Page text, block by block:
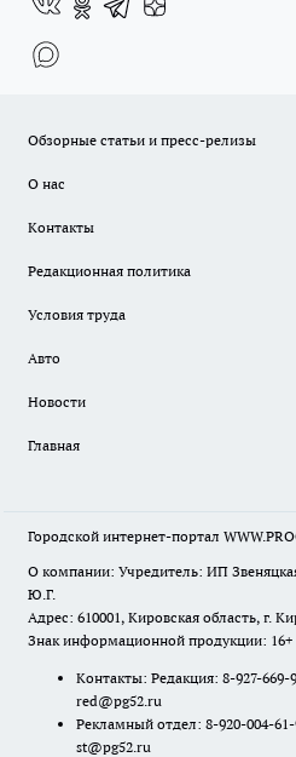
Обзорные статьи и пресс-релизы
О нас
Контакты
Редакционная политика
Условия труда
Авто
Новости
Главная
Городской интернет-портал
О компании: Учредитель: ИП
Ю.Г.
Адрес: 610001, Кировская область, г.
Знак информационной продукции: 16+
Контакты: Редакция: 8-927-
red@pg52.ru
Рекламный отдел: 8-920-004-
st@pg52.ru